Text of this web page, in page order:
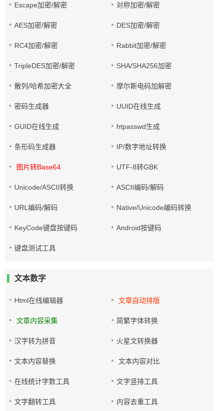
Escape加密/解密 对称加密/解密
AES加密/解密 DES加密/解密
RC4加密/解密 Rabbit加密/解密
TripleDES加密/解密 SHA/SHA256加密
散列/哈希加密大全 摩尔斯电码加解密
密码生成器 UUID在线生成
GUID在线生成 htpasswd生成
条形码生成器 IP/数字地址转换
图片转Base64 UTF-8转GBK
Unicode/ASCII转换 ASCII编码/解码
URL编码/解码 Native/Unicode编码转换
KeyCode键盘按键码 Android按键码
键盘测试工具
文本数字
Html在线编辑器 文章自动排版
文章内容采集 简繁字体转换
汉字转为拼音 火星文转换器
文本内容替换 文本内容对比
在线统计字数工具 文字竖排工具
文字翻转工具 内容去重工具